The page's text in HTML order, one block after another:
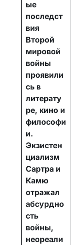
ые
последст
вия
Второй
мировой
войны
проявили
сь в
литерату
ре, кино и
философи
и.
Экзистен
циализм
Сартра и
Камю
отражал
абсурдно
сть
войны,
неореали